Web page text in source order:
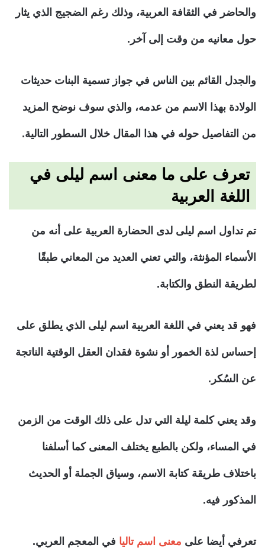
والحاضر في الثقافة العربية، وذلك رغم الضجيج الذي يثار
حول معانيه من وقت إلى آخر.
والجدل القائم بين الناس في جواز تسمية البنات حديثات
الولادة بهذا الاسم من عدمه، والذي سوف نوضح المزيد
من التفاصيل حوله في هذا المقال خلال السطور التالية.
تعرف على ما معنى اسم ليلى في
اللغة العربية
تم تداول اسم ليلى لدى الحضارة العربية على أنه من
الأسماء المؤنثة، والتي تعني العديد من المعاني طبقًا
لطريقة النطق والكتابة.
فهو قد يعني في اللغة العربية اسم ليلى الذي يطلق على
إحساس لذة الخمور أو نشوة فقدان العقل الوقتية الناتجة
عن السُكر.
وقد يعني كلمة ليلة التي تدل على ذلك الوقت من الزمن
في المساء، ولكن بالطبع يختلف المعنى كما أسلفنا
باختلاف طريقة كتابة الاسم، وسياق الجملة أو الحديث
المذكور فيه.
تعرفي أيضا على معنى اسم تاليا في المعجم العربي.